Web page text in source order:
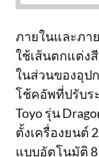
ภายในและภา
ใช้เส้นตกแต่ง
ในส่วนของอุป
โช้คอัพที่ปรับร
Toyo รุ่น
ตั้งเครื่องยนต์
แบบอัตโนมัติ